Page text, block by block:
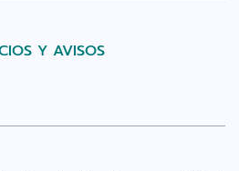
Y AVISOS